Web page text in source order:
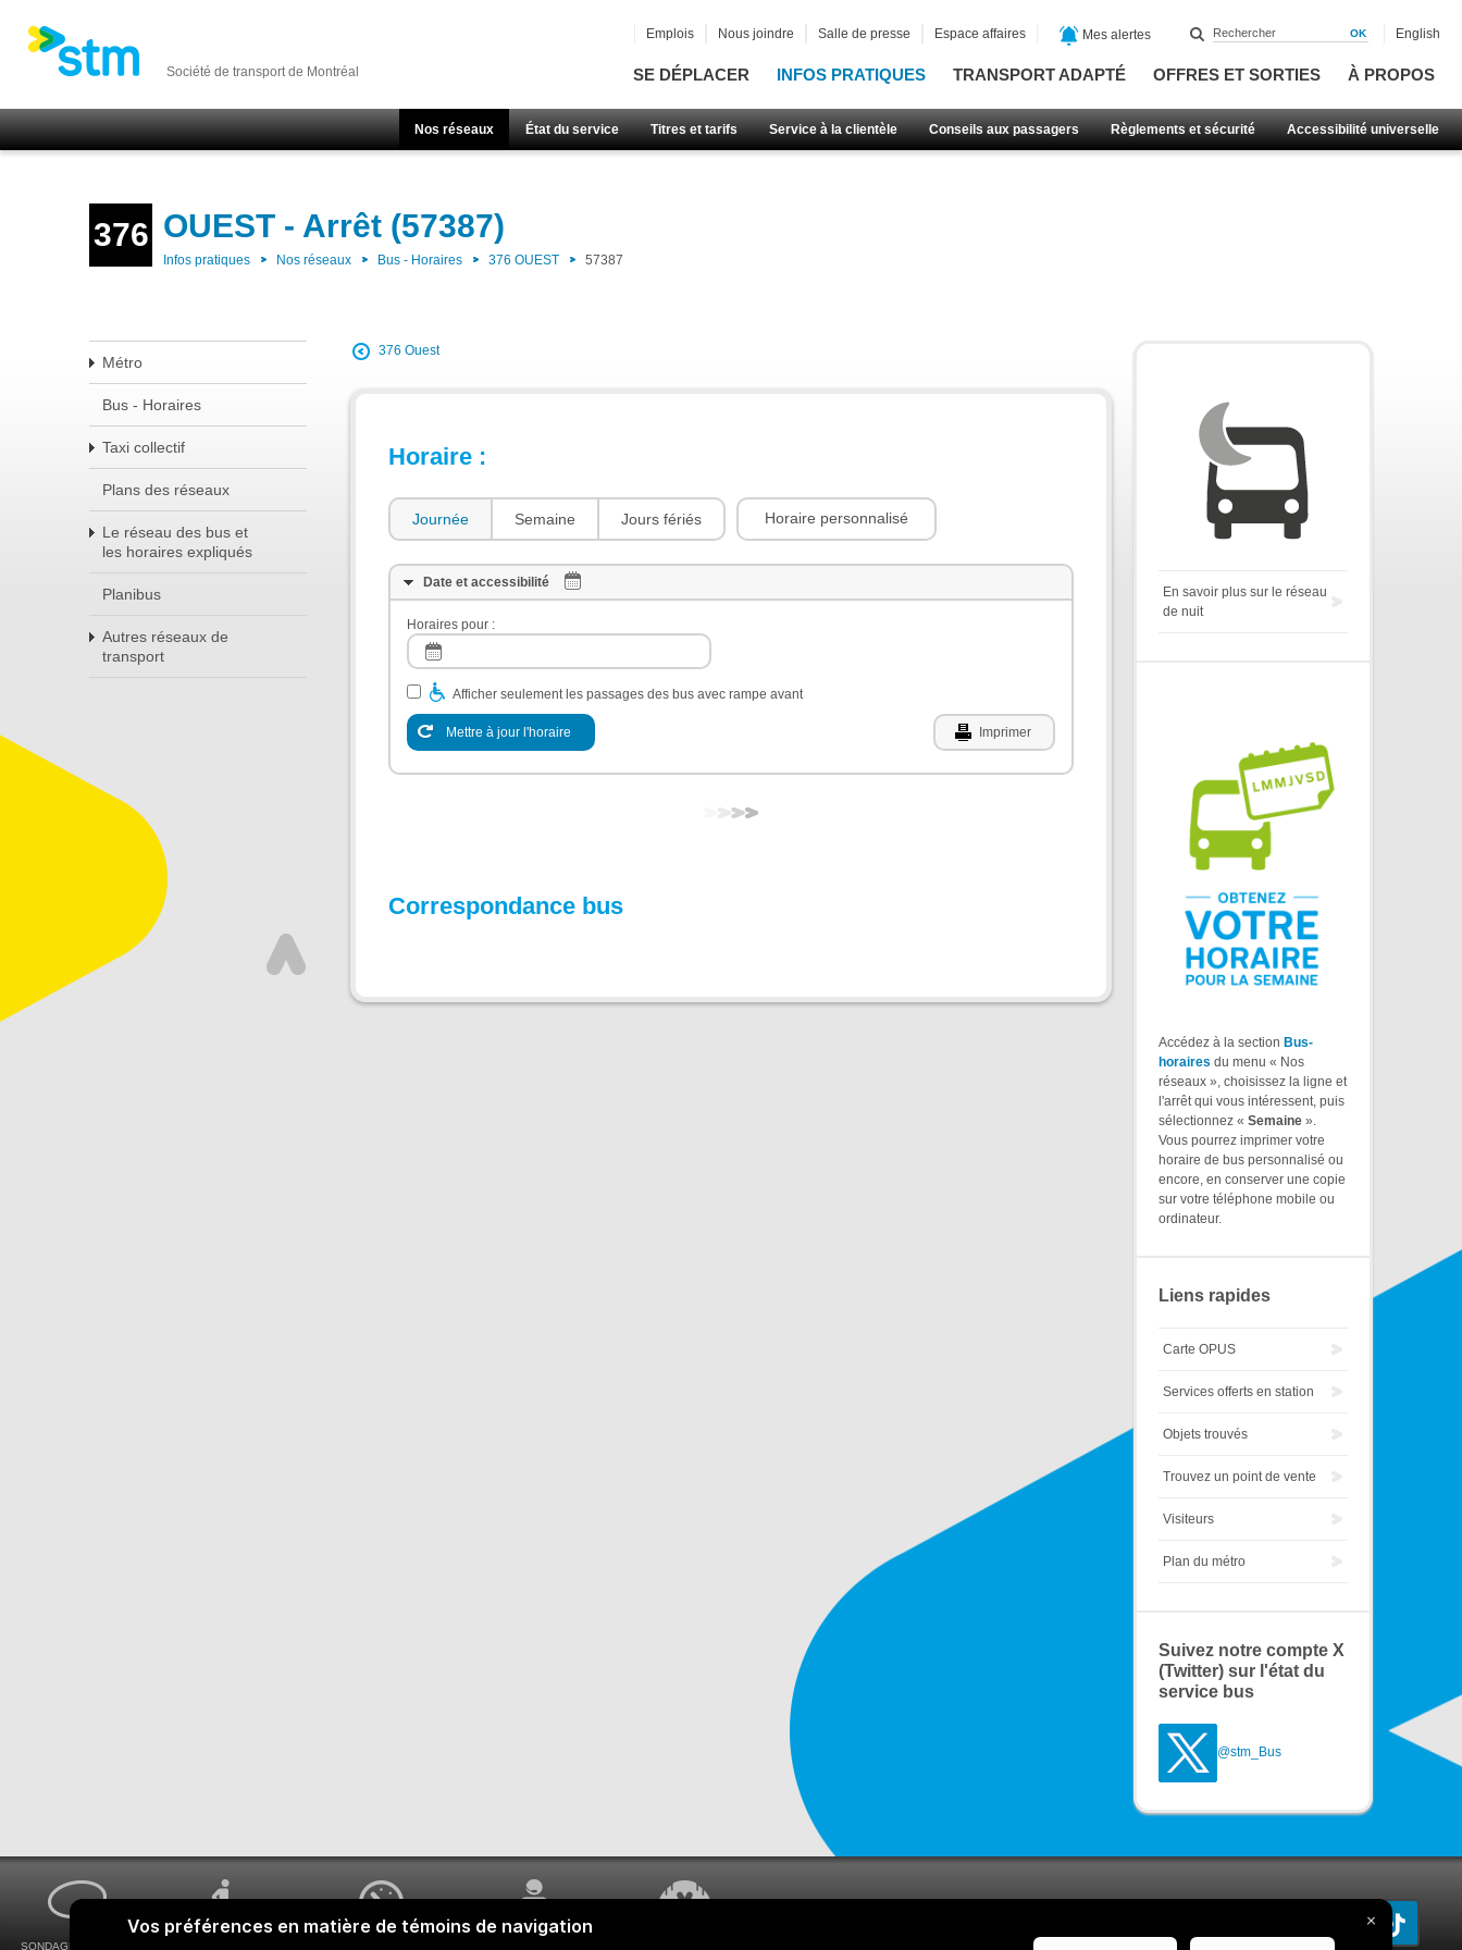
Société de transport de Montréal SE DÉPLACER INFOS PRATIQUES TRANSPORT ADAPTÉ OFFRES ET SORTIES À PROPOS
Nos réseaux État du service Titres et tarifs Service à la clientèle Conseils aux passagers Règlements et sécurité Accessibilité universelle
Emplois Nous joindre Salle de presse Espace affaires Mes alertes English
376 OUEST - Arrêt (57387)
Infos pratiques Nos réseaux Bus - Horaires 376 OUEST 57387
Métro
Bus - Horaires
Taxi collectif
Plans des réseaux
Le réseau des bus et
les horaires expliqués
Planibus
Autres réseaux de
transport
376 Ouest
Horaire :
Journée Semaine Jours fériés Horaire personnalisé
Date et accessibilité
Horaires pour :
Afficher seulement les passages des bus avec rampe avant
Mettre à jour l'horaire Imprimer
Correspondance bus
En savoir plus sur le réseau
de nuit
Accédez à la section Bus-
horaires du menu « Nos
réseaux », choisissez la ligne et
l'arrêt qui vous intéressent, puis
sélectionnez « Semaine ».
Vous pourrez imprimer votre
horaire de bus personnalisé ou
encore, en conserver une copie
sur votre téléphone mobile ou
ordinateur.
Liens rapides
Carte OPUS
Services offerts en station
Objets trouvés
Trouvez un point de vente
Visiteurs
Plan du métro
Suivez notre compte X
(Twitter) sur l'état du
service bus
@stm_Bus
SONDAGES MA VOIX